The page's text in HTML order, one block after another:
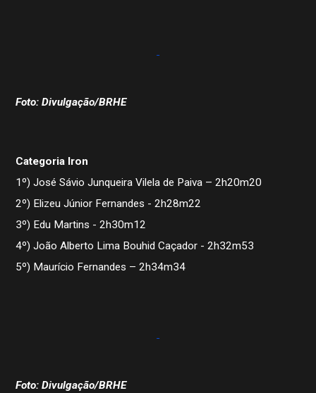
Foto: Divulgação/BRHE
Categoria Iron
1º) José Sávio Junqueira Vilela de Paiva – 2h20m20
2º) Elizeu Júnior Fernandes - 2h28m22
3º) Edu Martins - 2h30m12
4º) João Alberto Lima Bouhid Caçador - 2h32m53
5º) Maurício Fernandes – 2h34m34
Foto: Divulgação/BRHE